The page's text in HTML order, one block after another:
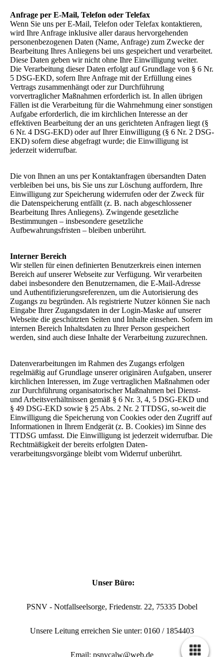
Anfrage per E-Mail, Telefon oder Telefax
Wenn Sie uns per E-Mail, Telefon oder Telefax kontaktieren,
wird Ihre Anfrage inklusive aller daraus hervorgehenden
personenbezogenen Daten (Name, Anfrage) zum Zwecke der
Bearbeitung Ihres Anliegens bei uns gespeichert und verarbeitet.
Diese Daten geben wir nicht ohne Ihre Einwilligung weiter.
Die Verarbeitung dieser Daten erfolgt auf Grundlage von § 6 Nr.
5 DSG-EKD, sofern Ihre Anfrage mit der Erfüllung eines
Vertrags zusammenhängt oder zur Durchführung
vorvertraglicher Maßnahmen erforderlich ist. In allen übrigen
Fällen ist die Verarbeitung für die Wahrnehmung einer sonstigen
Aufgabe erforderlich, die im kirchlichen Interesse an der
effektiven Bearbeitung der an uns gerichteten Anfragen liegt (§
6 Nr. 4 DSG-EKD) oder auf Ihrer Einwilligung (§ 6 Nr. 2 DSG-
EKD) sofern diese abgefragt wurde; die Einwilligung ist
jederzeit widerrufbar.
Die von Ihnen an uns per Kontaktanfragen übersandten Daten
verbleiben bei uns, bis Sie uns zur Löschung auffordern, Ihre
Einwilligung zur Speicherung widerrufen oder der Zweck für
die Datenspeicherung entfällt (z. B. nach abgeschlossener
Bearbeitung Ihres Anliegens). Zwingende gesetzliche
Bestimmungen – insbesondere gesetzliche
Aufbewahrungsfristen – bleiben unberührt.
Interner Bereich
Wir stellen für einen definierten Benutzerkreis einen internen
Bereich auf unserer Webseite zur Verfügung. Wir verarbeiten
dabei insbesondere den Benutzernamen, die E-Mail-Adresse
und Authentifizierungsreferenzen, um die Autorisierung des
Zugangs zu begründen. Als registrierte Nutzer können Sie nach
Eingabe Ihrer Zugangsdaten in der Login-Maske auf unserer
Webseite die geschützten Seiten und Inhalte einsehen. Sofern im
internen Bereich Inhaltsdaten zu Ihrer Person gespeichert
werden, sind auch diese Inhalte der Verarbeitung zuzurechnen.
Datenverarbeitungen im Rahmen des Zugangs erfolgen
regelmäßig auf Grundlage unserer originären Aufgaben, unserer
kirchlichen Interessen, im Zuge vertraglichen Maßnahmen oder
zur Durchführung organisatorischer Maßnahmen bei Dienst-
und Arbeitsverhältnissen gemäß § 6 Nr. 3, 4, 5 DSG-EKD und
§ 49 DSG-EKD sowie § 25 Abs. 2 Nr. 2 TTDSG, so-weit die
Einwilligung die Speicherung von Cookies oder den Zugriff auf
Informationen in Ihrem Endgerät (z. B. Cookies) im Sinne des
TTDSG umfasst. Die Einwilligung ist jederzeit widerrufbar. Die
Rechtmäßigkeit der bereits erfolgten Daten-
verarbeitungsvorgänge bleibt vom Widerruf unberührt.
Unser Büro:
PSNV - Notfallseelsorge, Friedenstr. 22, 75335 Dobel
Unsere Leitung erreichen Sie unter: 0160 / 1854403
Email: psnvcalw@web.de